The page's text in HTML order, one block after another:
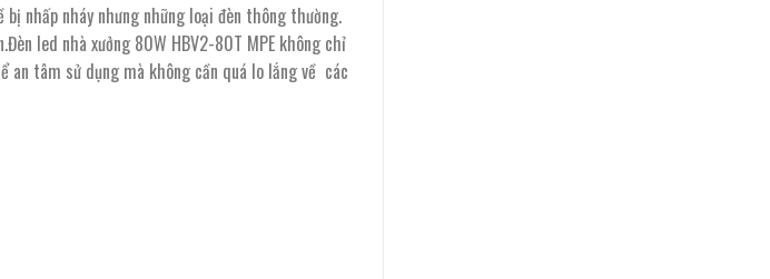
nhấp nháy nhưng những loại đèn thông thường.
led nhà xưởng 80W HBV2-80T MPE không chỉ
tâm sử dụng mà không cần quá lo lắng về các